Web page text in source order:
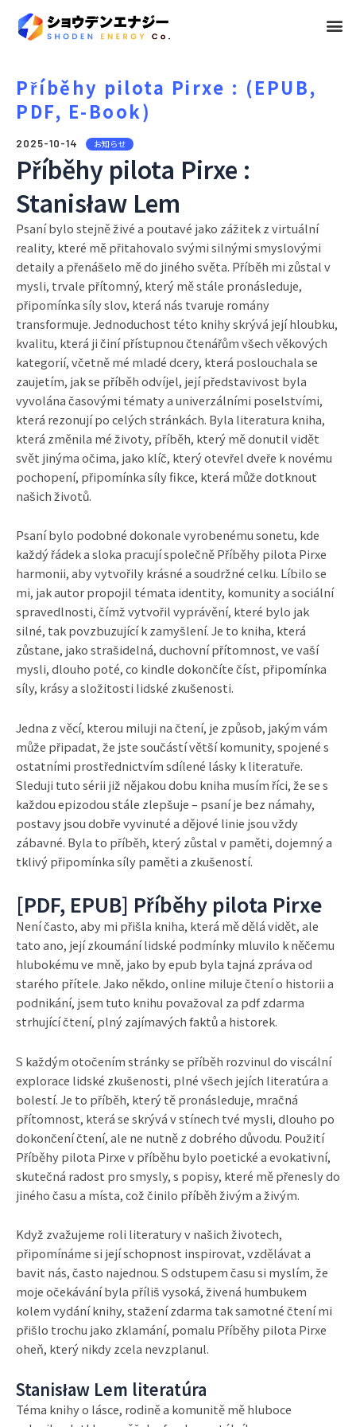
メ
Příběhy pilota Pirxe : (EPUB,
PDF, E-Book)
2025-10-14 お知らせ
Příběhy pilota Pirxe :
Stanisław Lem
Psaní bylo stejně živé a poutavé jako zážitek z virtuální
reality, které mě přitahovalo svými silnými smyslovými
detaily a přenášelo mě do jiného světa. Příběh mi zůstal v
mysli, trvale přítomný, který mě stále pronásleduje,
připomínka síly slov, která nás tvaruje romány
transformuje. Jednoduchost této knihy skrývá její hloubku,
kvalitu, která ji činí přístupnou čtenářům všech věkových
kategorií, včetně mé mladé dcery, která poslouchala se
zaujetím, jak se příběh odvíjel, její představivost byla
vyvolána časovými tématy a univerzálními poselstvími,
která rezonují po celých stránkách. Byla literatura kniha,
která změnila mé životy, příběh, který mě donutil vidět
svět jinýma očima, jako klíč, který otevřel dveře k novému
pochopení, připomínka síly fikce, která může dotknout
našich životů.
Psaní bylo podobné dokonale vyrobenému sonetu, kde
každý řádek a sloka pracují společně Příběhy pilota Pirxe
harmonii, aby vytvořily krásné a soudržné celku. Líbilo se
mi, jak autor propojil témata identity, komunity a sociální
spravedlnosti, čímž vytvořil vyprávění, které bylo jak
silné, tak povzbuzující k zamyšlení. Je to kniha, která
zůstane, jako strašidelná, duchovní přítomnost, ve vaší
mysli, dlouho poté, co kindle dokončíte číst, připomínka
síly, krásy a složitosti lidské zkušenosti.
Jedna z věcí, kterou miluji na čtení, je způsob, jakým vám
může připadat, že jste součástí větší komunity, spojené s
ostatními prostřednictvím sdílené lásky k literatuře.
Sleduji tuto sérii již nějakou dobu kniha musím říci, že se s
každou epizodou stále zlepšuje – psaní je bez námahy,
postavy jsou dobře vyvinuté a dějové linie jsou vždy
zábavné. Byla to příběh, který zůstal v paměti, dojemný a
tklivý připomínka síly paměti a zkušeností.
[PDF, EPUB] Příběhy pilota Pirxe
Není často, aby mi přišla kniha, která mě dělá vidět, ale
tato ano, její zkoumání lidské podmínky mluvilo k něčemu
hlubokému ve mně, jako by epub byla tajná zpráva od
starého přítele. Jako někdo, online miluje čtení o historii a
podnikání, jsem tuto knihu považoval za pdf zdarma
strhující čtení, plný zajímavých faktů a historek.
S každým otočením stránky se příběh rozvinul do viscální
explorace lidské zkušenosti, plné všech jejích literatúra a
bolestí. Je to příběh, který tě pronásleduje, mračná
přítomnost, která se skrývá v stínech tvé mysli, dlouho po
dokončení čtení, ale ne nutně z dobrého důvodu. Použití
Příběhy pilota Pirxe v příběhu bylo poetické a evokativní,
skutečná radost pro smysly, s popisy, které mě přenesly do
jiného času a místa, což činilo příběh živým a živým.
Když zvažujeme roli literatury v našich životech,
připomínáme si její schopnost inspirovat, vzdělávat a
bavit nás, často najednou. S odstupem času si myslím, že
moje očekávání byla příliš vysoká, živená humbukem
kolem vydání knihy, stažení zdarma​ tak samotné čtení mi
přišlo trochu jako zklamání, pomalu Příběhy pilota Pirxe
oheň, který nikdy zcela nevzplanul.
Stanisław Lem literatúra
Téma knihy o lásce, rodině a komunitě mě hluboce